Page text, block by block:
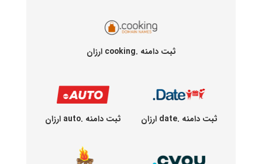
ثبت دامنه .cooking ارزان
ثبت دامنه .date ارزان ثبت دامنه .auto ارزان